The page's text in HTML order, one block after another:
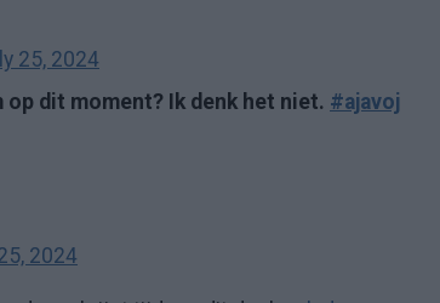
25, 2024
dit moment? Ik denk het niet. #ajavoj
2024